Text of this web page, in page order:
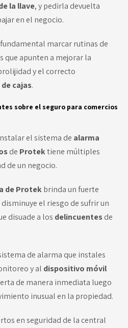
la llave, y pedirla devuelta
en el negocio.
marcar rutinas de
que apunten a mejorar la
y el correcto
cajas.
sobre el seguro para comercios
el sistema de alarma
de Protektiene múltiples
de un negocio.
de Protekbrinda un fuerte
el riesgo de sufrir un
disuade a los delincuentesde
de alarma que instales
y al dispositivo móvil
de manera inmediata luego
inusual en la propiedad.
en seguridad de la central